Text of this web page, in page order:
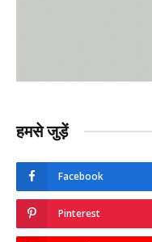
हमसे जुड़ें
Facebook
Pinterest